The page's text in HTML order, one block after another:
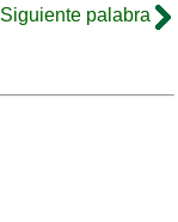
Siguiente palabra